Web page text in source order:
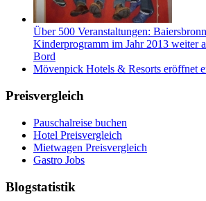
Über 500 Veranstaltungen:
Kinderprogramm im Jahr 2013 weiter
Bord
Mövenpick Hotels & Resorts eröffnet
Preisvergleich
Pauschalreise buchen
Hotel Preisvergleich
Mietwagen Preisvergleich
Gastro Jobs
Blogstatistik